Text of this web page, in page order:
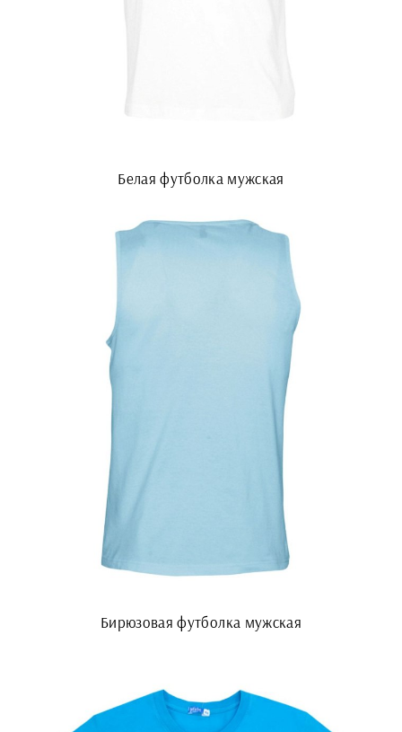
Белая футболка мужская
Бирюзовая футболка мужская